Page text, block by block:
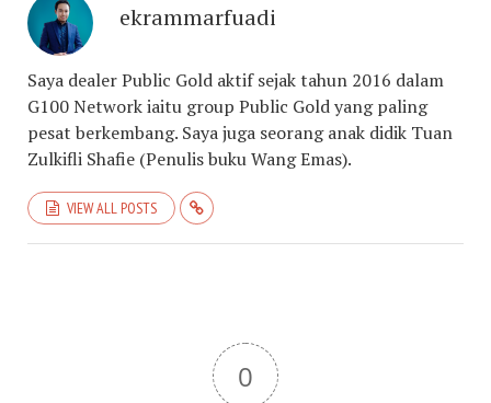
ekrammarfuadi
Saya dealer Public Gold aktif sejak tahun 2016 dalam
G100 Network iaitu group Public Gold yang paling
pesat berkembang. Saya juga seorang anak didik Tuan
Zulkifli Shafie (Penulis buku Wang Emas).
VIEW ALL POSTS
0